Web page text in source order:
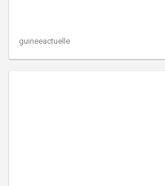
guineeactuelle